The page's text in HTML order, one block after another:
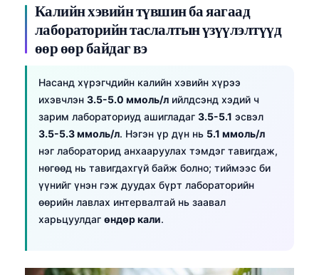
Калийн хэвийн түвшин ба яагаад
лабораторийн таслалтын үзүүлэлтүүд
өөр өөр байдаг вэ
Насанд хүрэгчдийн калийн хэвийн хүрээ
ихэвчлэн 3.5-5.0 ммоль/л ийлдсэнд хэдий ч
зарим лабораториуд ашигладаг 3.5-5.1 эсвэл
3.5-5.3 ммоль/л. Нэгэн үр дүн нь 5.1 ммоль/л
нэг лабораторид анхааруулах тэмдэг тавигдаж,
нөгөөд нь тавигдахгүй байж болно; тиймээс би
үүнийг үнэн гэж дуудах бүрт лабораторийн
өөрийн лавлах интервалтай нь заавал
харьцуулдаг өндөр кали.